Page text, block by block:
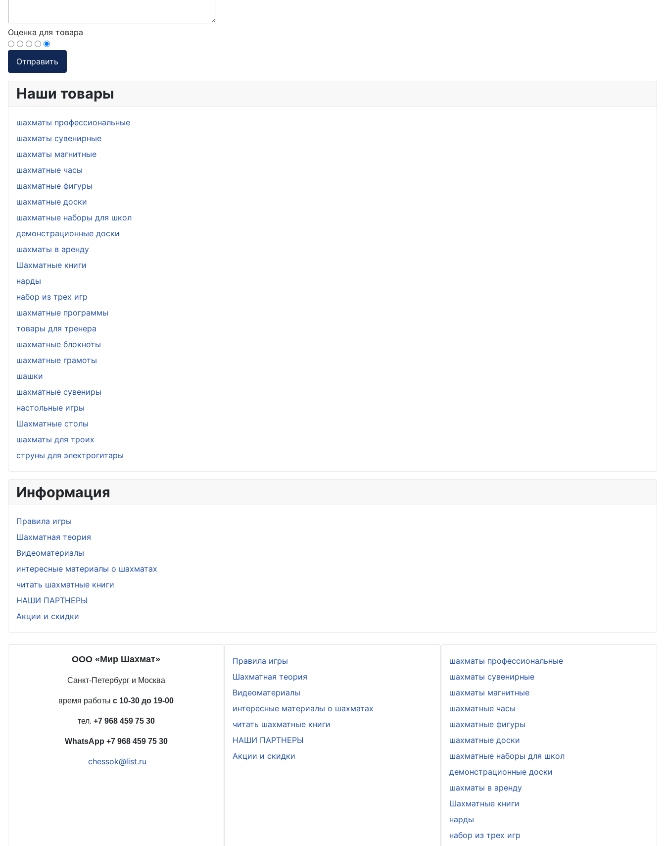
Наши товары
шахматы профессиональные
шахматы сувенирные
шахматы магнитные
шахматные часы
шахматные фигуры
шахматные доски
шахматные наборы для школ
демонстрационные доски
шахматы в аренду
Шахматные книги
нарды
набор из трех игр
шахматные программы
товары для тренера
шахматные блокноты
шахматные грамоты
шашки
шахматные сувениры
настольные игры
Шахматные столы
шахматы для троих
струны для электрогитары
Информация
Правила игры
Шахматная теория
Видеоматериалы
интересные материалы о шахматах
читать шахматные книги
НАШИ ПАРТНЕРЫ
Акции и скидки
Оценка для товара
ООО «Мир Шахмат»
Санкт-Петербург и Москва
время работыс 10-30 до 19-00
тел. +7 968 459 75 30
WhatsApp +7 968 459 75 30
chessok@list.ru
Правила игры
Шахматная теория
Видеоматериалы
интересные материалы о шахматах
читать шахматные книги
НАШИ ПАРТНЕРЫ
Акции и скидки
шахматы профессиональные
шахматы сувенирные
шахматы магнитные
шахматные часы
шахматные фигуры
шахматные доски
шахматные наборы для школ
демонстрационные доски
шахматы в аренду
Шахматные книги
нарды
набор из трех игр